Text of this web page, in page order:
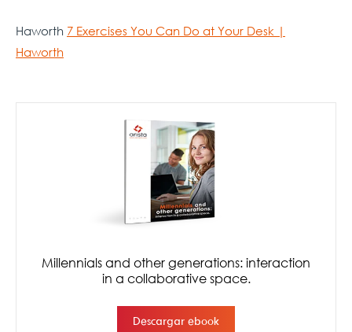
Haworth 7 Exercises You Can Do at Your Desk |
Haworth